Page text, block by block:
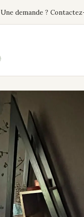
Une demande ?